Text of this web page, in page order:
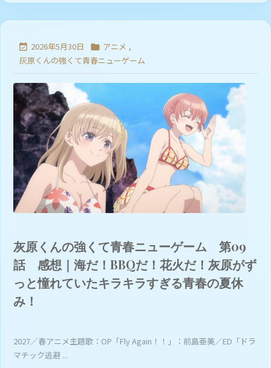
 2026年5月30日  アニメ ,
灰原くんの強くて青春ニューゲーム
灰原くんの強くて青春ニューゲーム 第09
話 感想｜海だ！BBQだ！花火だ！灰原がず
っと憧れていたキラキラすぎる青春の夏休
み！
2027／春アニメ主題歌：OP「Fly Again！！」：前島亜美／ED「ドラ
マチック逃避 ...